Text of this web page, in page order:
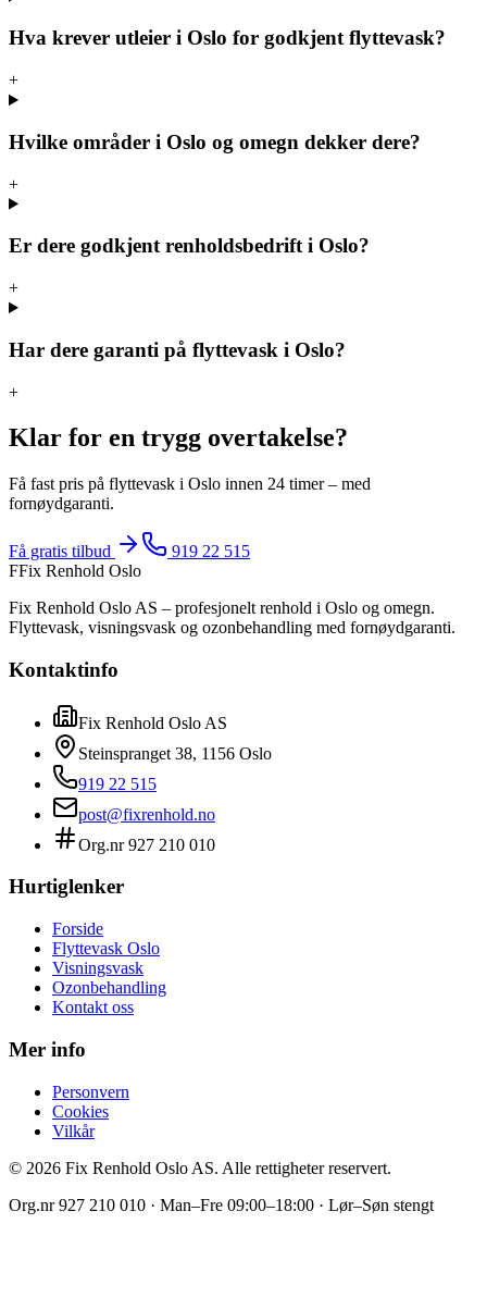
Hva krever utleier i Oslo for godkjent flyttevask?
+
Hvilke områder i Oslo og omegn dekker dere?
+
Er dere godkjent renholdsbedrift i Oslo?
+
Har dere garanti på flyttevask i Oslo?
+
Klar for en trygg overtakelse?
Få fast pris på flyttevask i Oslo innen 24 timer – med
fornøydgaranti.
Få gratis tilbud
919 22 515
FFix Renhold Oslo
Fix Renhold Oslo AS – profesjonelt renhold i Oslo og omegn.
Flyttevask, visningsvask og ozonbehandling med fornøydgaranti.
Kontaktinfo
Fix Renhold Oslo AS
Steinspranget 38, 1156 Oslo
919 22 515
post@fixrenhold.no
Org.nr927 210 010
Hurtiglenker
Forside
Flyttevask Oslo
Visningsvask
Ozonbehandling
Kontakt oss
Mer info
Personvern
Cookies
Vilkår
© 2026 Fix Renhold Oslo AS. Alle rettigheter reservert.
Org.nr927 210 010 · Man–Fre 09:00–18:00 · Lør–Søn stengt